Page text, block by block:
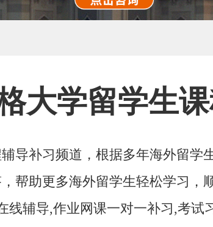
大学留学生
导补习频道，根据多年海外留学
帮助更多海外留学生轻松学习，
线辅导,作业网课一对一补习,考试